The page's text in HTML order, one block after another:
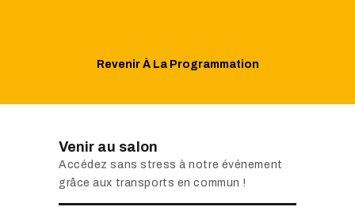
Revenir À La Programmation
Venir au salon
Accédez sans stress à notre événement
grâce aux transports en commun !